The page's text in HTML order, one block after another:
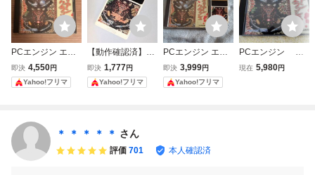
PCエンジン エイ
リアンクラッシュ
HuCARD ケー
ス・説明書付
即決 4,550円
Yahoo!フリマ
【動作確認済】P
Cエンジン エイリ
アンクラッシュ H
uCARD ナグザッ
即決 1,777円
Yahoo!フリマ
PCエンジン エイ
リアンクラッシュ
即決 3,999円
Yahoo!フリマ
PCエンジン エ
イリアンクラッシ
現在 5,980円
＊ ＊ ＊ ＊ ＊ さん
評価 701 本人確認済